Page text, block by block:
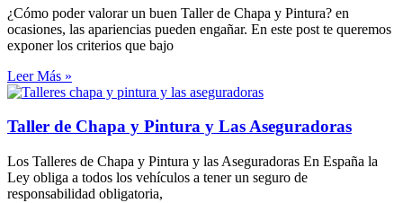
¿Cómo poder valorar un buen Taller de Chapa y Pintura? en
ocasiones, las apariencias pueden engañar. En este post te queremos
exponer los criterios que bajo
Leer Más »
Taller de Chapa y Pintura y Las Aseguradoras
Los Talleres de Chapa y Pintura y las Aseguradoras En España la
Ley obliga a todos los vehículos a tener un seguro de
responsabilidad obligatoria,